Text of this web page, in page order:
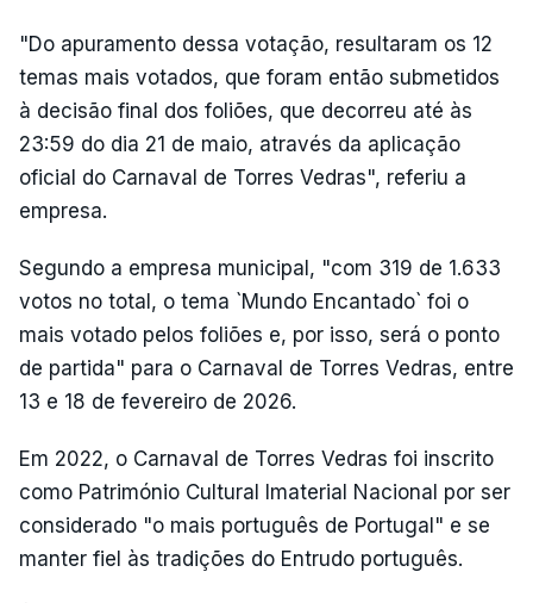
"Do apuramento dessa votação, resultaram os 12
temas mais votados, que foram então submetidos
à decisão final dos foliões, que decorreu até às
23:59 do dia 21 de maio, através da aplicação
oficial do Carnaval de Torres Vedras", referiu a
empresa.
Segundo a empresa municipal, "com 319 de 1.633
votos no total, o tema `Mundo Encantado` foi o
mais votado pelos foliões e, por isso, será o ponto
de partida" para o Carnaval de Torres Vedras, entre
13 e 18 de fevereiro de 2026.
Em 2022, o Carnaval de Torres Vedras foi inscrito
como Património Cultural Imaterial Nacional por ser
considerado "o mais português de Portugal" e se
manter fiel às tradições do Entrudo português.